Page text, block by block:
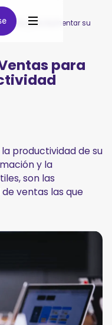
para Aumentar su
para
productividad de su
y la
son las
ventas las que